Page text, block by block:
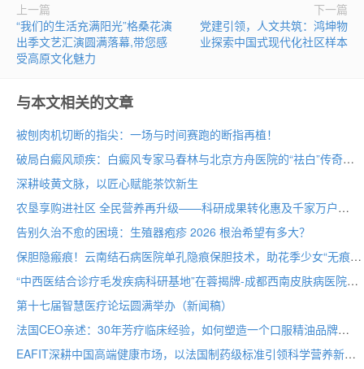
上一篇
“我们的生活充满阳光”格桑花演
出季文艺汇演圆满落幕,带您感
受高原文化魅力
下一篇
党建引领，人文共筑：鸿坤物
业探索中国式现代化社区样本
与本文相关的文章
被刨肉机切断的指尖：一场与时间赛跑的断指再植！
破局白癜风顽疾：白癜风专家马春林与北京方舟医院的“祛白”传奇
深耕岐黄文脉，以匠心赋能茶饮新生
农垦享购进社区 全民营养再升级——科研成果转化惠及千家万户
告别久治不愈的困境：生殖器疱疹 2026 根治希望有多大？
保胆隐瘢痕！云南结石病医院单孔隐痕保胆技术，助花季少女“无痕”取石
“中西医结合诊疗毛发疾病科研基地”在蓉揭牌-成都西南皮肤病医院
第十七届智慧医疗论坛圆满举办（新闻稿）
法国CEO亲述：30年芳疗临床经验，如何塑造一个口服精油品牌
EAFIT深耕中国高端健康市场，以法国制药级标准引领科学营养新时代